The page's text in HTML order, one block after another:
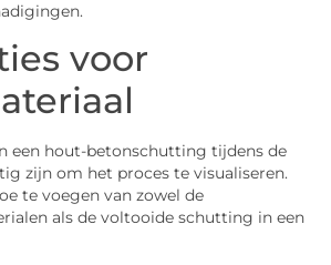
voor
een hout-betonschutting tijdens de
zijn om het proces te visualiseren.
te voegen van zowel de
als de voltooide schutting in een